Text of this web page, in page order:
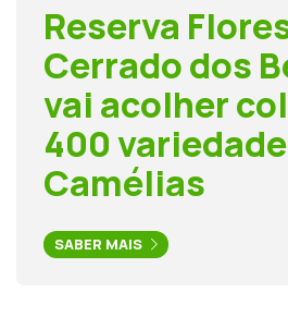
Reserva
Cerrado dos
vai acolher
400
Camélias
SABER MAIS